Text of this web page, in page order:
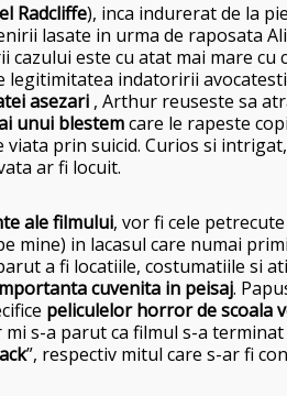
Radcliffe), inca indurerat de la
lasate in urma de raposata
este cu atat mai mare cu
legitimitatea indatoririi
asezari , Arthur reuseste sa
unui blestemcare le rapeste
viata prin suicid. Curios si
ar fi locuit.
ale filmului, vor fi cele
mine) in lacasul care numai
a fi locatiile, costumatiile si
cuvenita in peisaj.
peliculelor horror de scoala
s-a parut ca filmul s-a
”, respectiv mitul care s-ar fi